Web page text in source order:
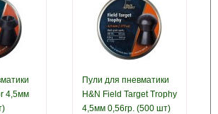
4,5мм
Пули для пневматики
H&N Field Target Trophy
4,5мм 0,56гр. (500 шт)